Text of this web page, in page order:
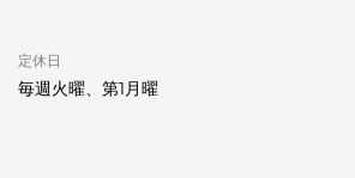
定休日
毎週火曜、第1月曜